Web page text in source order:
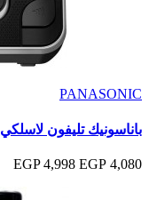
PANASONIC
باناسونيك تليفون لاسلكي tgd 310
4,080 EGP
4,998 EGP